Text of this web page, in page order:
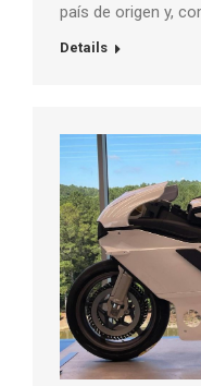
país de origen y,
Details